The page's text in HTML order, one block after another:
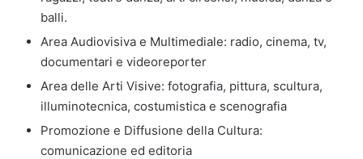
balli.
Area Audiovisiva e Multimediale: radio, cinema, tv,
documentari e videoreporter
Area delle Arti Visive: fotografia, pittura, scultura,
illuminotecnica, costumistica e scenografia
Promozione e Diffusione della Cultura:
comunicazione ed editoria